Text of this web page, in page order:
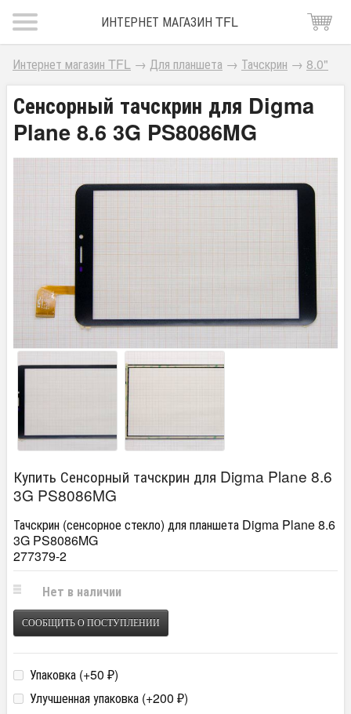
ИНТЕРНЕТ МАГАЗИН TFL
Интернет магазин TFL → Для планшета → Тачскрин → 8.0"
Сенсорный тачскрин для Digma
Plane 8.6 3G PS8086MG
Купить Сенсорный тачскрин для Digma Plane 8.6
3G PS8086MG
Тачскрин (сенсорное стекло) для планшета Digma Plane 8.6
3G PS8086MG
277379-2
Нет в наличии
СООБЩИТЬ О ПОСТУПЛЕНИИ
Упаковка (+50 ₽)
Улучшенная упаковка (+200 ₽)